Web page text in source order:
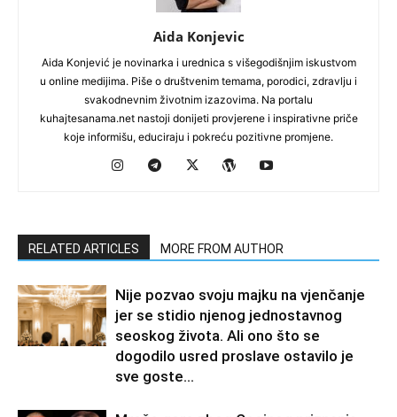
Aida Konjevic
Aida Konjević je novinarka i urednica s višegodišnjim iskustvom
u online medijima. Piše o društvenim temama, porodici, zdravlju i
svakodnevnim životnim izazovima. Na portalu
kuhajtesanama.net nastoji donijeti provjerene i inspirativne priče
koje informišu, educiraju i pokreću pozitivne promjene.
RELATED ARTICLES MORE FROM AUTHOR
Nije pozvao svoju majku na vjenčanje
jer se stidio njenog jednostavnog
seoskog života. Ali ono što se
dogodilo usred proslave ostavilo je
sve goste...